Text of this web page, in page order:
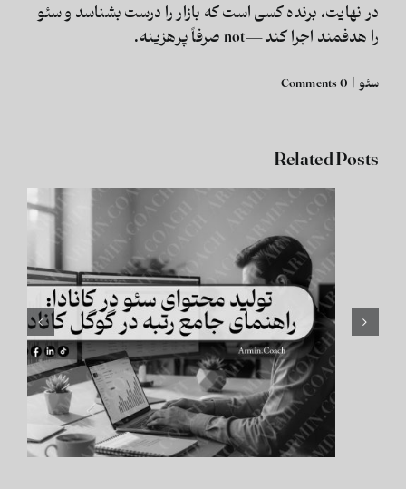
در نهایت، برنده کسی است که بازار را درست بشناسد و سئو
را هدفمند اجرا کند—not صرفاً پرهزینه.
سئو |
0 Comments
Related Posts